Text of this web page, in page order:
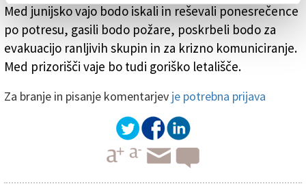
Med junijsko vajo bodo iskali in reševali ponesrečence
po potresu, gasili bodo požare, poskrbeli bodo za
evakuacijo ranljivih skupin in za krizno komuniciranje.
Med prizorišči vaje bo tudi goriško letališče.
Za branje in pisanje komentarjev je potrebna prijava